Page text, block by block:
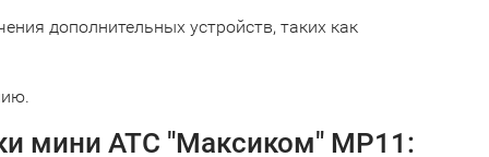
дополнительных устройств, таких как
мини АТС "Максиком" МР11: